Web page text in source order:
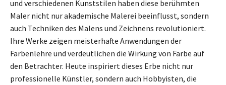
und verschiedenen Kunststilen haben diese berühmten
Maler nicht nur akademische Malerei beeinflusst, sondern
auch Techniken des Malens und Zeichnens revolutioniert.
Ihre Werke zeigen meisterhafte Anwendungen der
Farbenlehre und verdeutlichen die Wirkung von Farbe auf
den Betrachter. Heute inspiriert dieses Erbe nicht nur
professionelle Künstler, sondern auch Hobbyisten, die